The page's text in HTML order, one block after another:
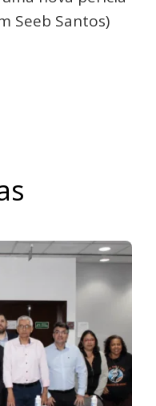
Seeb Santos)